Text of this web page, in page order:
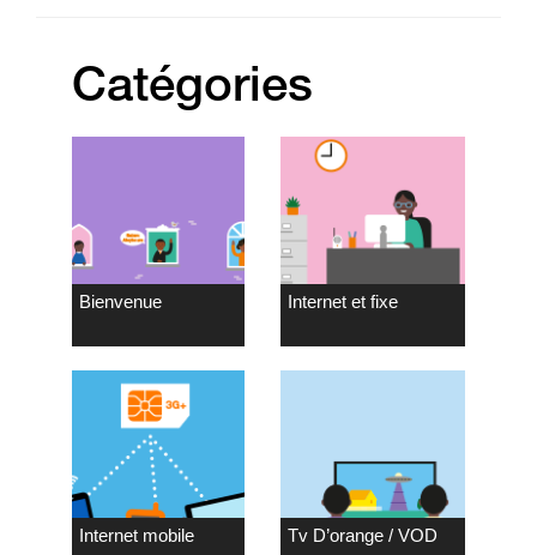
Catégories
Bienvenue Internet et fixe
Internet mobile Tv D’orange / VOD